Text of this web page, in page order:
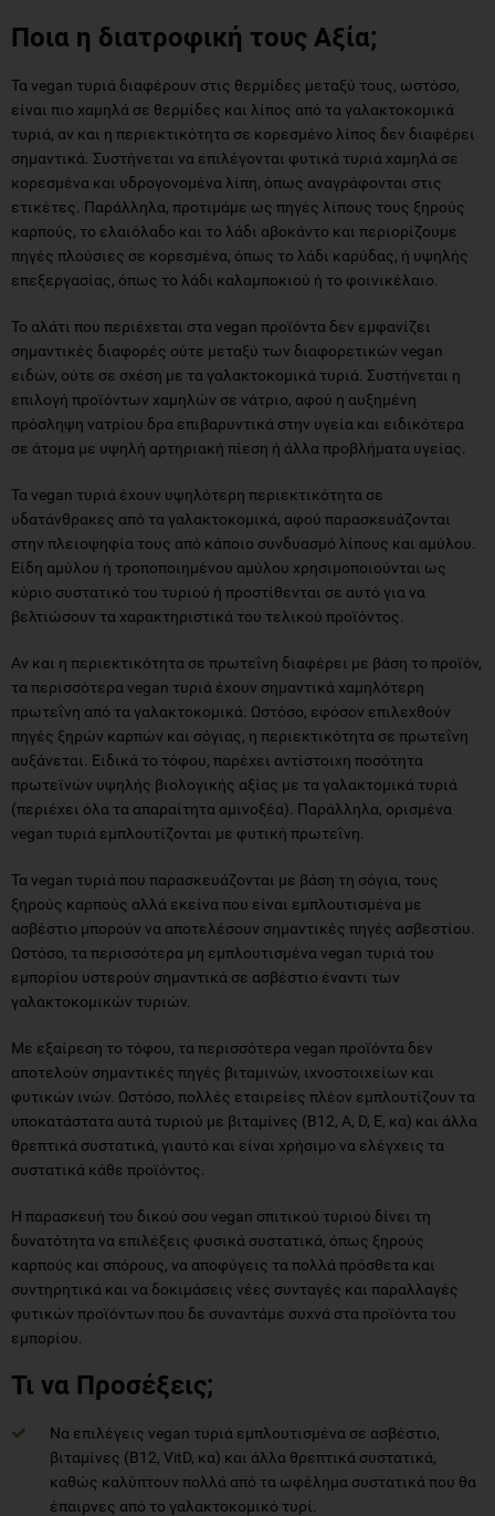
Ποια η διατροφική τους Αξία;
Τα vegan τυριά διαφέρουν στις θερμίδες μεταξύ τους, ωστόσο,
είναι πιο χαμηλά σε θερμίδες και λίπος από τα γαλακτοκομικά
τυριά, αν και η περιεκτικότητα σε κορεσμένο λίπος δεν διαφέρει
σημαντικά. Συστήνεται να επιλέγονται φυτικά τυριά χαμηλά σε
κορεσμένα και υδρογονομένα λίπη, όπως αναγράφονται στις
ετικέτες. Παράλληλα, προτιμάμε ως πηγές λίπους τους ξηρούς
καρπούς, το ελαιόλαδο και το λάδι αβοκάντο και περιορίζουμε
πηγές πλούσιες σε κορεσμένα, όπως το λάδι καρύδας, ή υψηλής
επεξεργασίας, όπως το λάδι καλαμποκιού ή το φοινικέλαιο.
Το αλάτι που περιέχεται στα vegan προϊόντα δεν εμφανίζει
σημαντικές διαφορές ούτε μεταξύ των διαφορετικών vegan
ειδών, ούτε σε σχέση με τα γαλακτοκομικά τυριά. Συστήνεται η
επιλογή προϊόντων χαμηλών σε νάτριο, αφού η αυξημένη
πρόσληψη νατρίου δρα επιβαρυντικά στην υγεία και ειδικότερα
σε άτομα με υψηλή αρτηριακή πίεση ή άλλα προβλήματα υγείας.
Τα vegan τυριά έχουν υψηλότερη περιεκτικότητα σε
υδατάνθρακες από τα γαλακτοκομικά, αφού παρασκευάζονται
στην πλειοψηφία τους από κάποιο συνδυασμό λίπους και αμύλου.
Είδη αμύλου ή τροποποιημένου αμύλου χρησιμοποιούνται ως
κύριο συστατικό του τυριού ή προστίθενται σε αυτό για να
βελτιώσουν τα χαρακτηριστικά του τελικού προϊόντος.
Αν και η περιεκτικότητα σε πρωτεΐνη διαφέρει με βάση το προϊόν,
τα περισσότερα vegan τυριά έχουν σημαντικά χαμηλότερη
πρωτεΐνη από τα γαλακτοκομικά. Ωστόσο, εφόσον επιλεχθούν
πηγές ξηρών καρπών και σόγιας, η περιεκτικότητα σε πρωτεΐνη
αυξάνεται. Ειδικά το τόφου, παρέχει αντίστοιχη ποσότητα
πρωτεϊνών υψηλής βιολογικής αξίας με τα γαλακτομικά τυριά
(περιέχει όλα τα απαραίτητα αμινοξέα). Παράλληλα, ορισμένα
vegan τυριά εμπλουτίζονται με φυτική πρωτεΐνη.
Τα vegan τυριά που παρασκευάζονται με βάση τη σόγια, τους
ξηρούς καρπούς αλλά εκείνα που είναι εμπλουτισμένα με
ασβέστιο μπορούν να αποτελέσουν σημαντικές πηγές ασβεστίου.
Ωστόσο, τα περισσότερα μη εμπλουτισμένα vegan τυριά του
εμπορίου υστερούν σημαντικά σε ασβέστιο έναντι των
γαλακτοκομικών τυριών.
Με εξαίρεση το τόφου, τα περισσότερα vegan προϊόντα δεν
αποτελούν σημαντικές πηγές βιταμινών, ιχνοστοιχείων και
φυτικών ινών. Ωστόσο, πολλές εταιρείες πλέον εμπλουτίζουν τα
υποκατάστατα αυτά τυριού με βιταμίνες (Β12, Α, D, Ε, κα) και άλλα
θρεπτικά συστατικά, γιαυτό και είναι χρήσιμο να ελέγχεις τα
συστατικά κάθε προϊόντος.
Η παρασκευή του δικού σου vegan σπιτικού τυριού δίνει τη
δυνατότητα να επιλέξεις φυσικά συστατικά, όπως ξηρούς
καρπούς και σπόρους, να αποφύγεις τα πολλά πρόσθετα και
συντηρητικά και να δοκιμάσεις νέες συνταγές και παραλλαγές
φυτικών προϊόντων που δε συναντάμε συχνά στα προϊόντα του
εμπορίου.
Τι να Προσέξεις;
Να επιλέγεις vegan τυριά εμπλουτισμένα σε ασβέστιο,
βιταμίνες (Β12, VitD, κα) και άλλα θρεπτικά συστατικά,
καθώς καλύπτουν πολλά από τα ωφέλημα συστατικά που θα
έπαιρνες από το γαλακτοκομικό τυρί.